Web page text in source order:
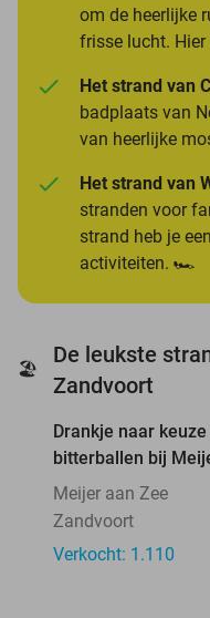
om de heerlijke
frisse lucht.
Het strand van
badplaats van
van heerlijke
Het strand van
stranden voor
strand heb je
activiteiten. 🏎️
🏖️
De leukste
Zandvoort
Drankje naar
bitterballen bij
Meijer aan Zee
Zandvoort
Verkocht: 1.110